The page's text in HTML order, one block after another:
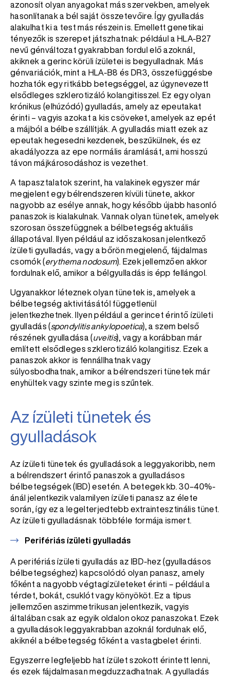
azonosít olyan anyagokat más szervekben, amelyek
hasonlítanak a bél saját összetevőire. Így gyulladás
alakulhat ki a test más részein is. Emellett genetikai
tényezők is szerepet játszhatnak: például a HLA-B27
nevű génváltozat gyakrabban fordul elő azoknál,
akiknek a gerinc körüli ízületei is begyulladnak. Más
génvariációk, mint a HLA-B8 és DR3, összefüggésbe
hozhatók egy ritkább betegséggel, az úgynevezett
elsődleges szklerotizáló kolangitisszel. Ez egy olyan
krónikus (elhúzódó) gyulladás, amely az epeutakat
érinti – vagyis azokat a kis csöveket, amelyek az epét
a májból a bélbe szállítják. A gyulladás miatt ezek az
epeutak hegesedni kezdenek, beszűkülnek, és ez
akadályozza az epe normális áramlását, ami hosszú
távon májkárosodáshoz is vezethet.
A tapasztalatok szerint, ha valakinek egyszer már
megjelent egy bélrendszeren kívüli tünete, akkor
nagyobb az esélye annak, hogy később újabb hasonló
panaszok is kialakulnak. Vannak olyan tünetek, amelyek
szorosan összefüggnek a bélbetegség aktuális
állapotával. Ilyen például az időszakosan jelentkező
ízületi gyulladás, vagy a bőrön megjelenő, fájdalmas
csomók (erythema nodosum). Ezek jellemzően akkor
fordulnak elő, amikor a bélgyulladás is épp fellángol.
Ugyanakkor léteznek olyan tünetek is, amelyek a
bélbetegség aktivitásától függetlenül
jelentkezhetnek. Ilyen például a gerincet érintő ízületi
gyulladás (spondylitis ankylopoetica), a szem belső
részének gyulladása (uveitis), vagy a korábban már
említett elsődleges szklerotizáló kolangitisz. Ezek a
panaszok akkor is fennállhatnak vagy
súlyosbodhatnak, amikor a bélrendszeri tünetek már
enyhültek vagy szinte meg is szűntek.
Az ízületi tünetek és
gyulladások
Az ízületi tünetek és gyulladások a leggyakoribb, nem
a bélrendszert érintő panaszok a gyulladásos
bélbetegségek (IBD) esetén. A betegek kb. 30–40%-
ánál jelentkezik valamilyen ízületi panasz az élete
során, így ez a legelterjedtebb extraintesztinális tünet.
Az ízületi gyulladásnak többféle formája ismert.
Perifériás ízületi gyulladás
A perifériás ízületi gyulladás az IBD-hez (gyulladásos
bélbetegséghez) kapcsolódó olyan panasz, amely
főként a nagyobb végtagízületeket érinti – például a
térdet, bokát, csuklót vagy könyököt. Ez a típus
jellemzően aszimmetrikusan jelentkezik, vagyis
általában csak az egyik oldalon okoz panaszokat. Ezek
a gyulladások leggyakrabban azoknál fordulnak elő,
akiknél a bélbetegség főként a vastagbelet érinti.
Egyszerre legfeljebb hat ízület szokott érintett lenni,
és ezek fájdalmasan megduzzadhatnak. A gyulladás